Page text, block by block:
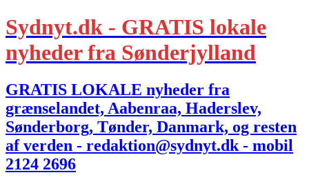
Sydnyt.dk - GRATIS lokale
nyheder fra Sønderjylland
GRATIS LOKALE nyheder fra
grænselandet, Aabenraa, Haderslev,
Sønderborg, Tønder, Danmark, og resten
af verden - redaktion@sydnyt.dk - mobil
2124 2696